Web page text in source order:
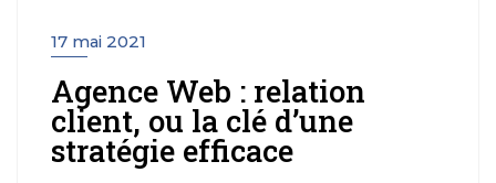
17 mai 2021
Agence Web : relation
client, ou la clé d’une
stratégie efficace